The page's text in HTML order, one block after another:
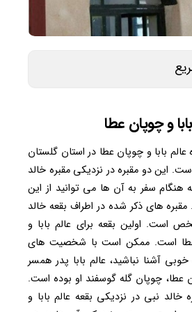
و چوپان عطا
عالم بابا و چوپان عطا در استان گلستان
این دو مقبره در نزدیکی مقبره خالد
هنگام سفر به آن ها می توانید از این
های ذکر شده در اطراف بقعه خالد
است. اولین بقعه برای عالم بابا و
است. ممکن است با شخصیت های
آشنا نباشید، عالم بابا پدر همسر
عطا، چوپان گله گوسفند او بوده است.
خالد نبی در نزدیکی بقعه عالم بابا و